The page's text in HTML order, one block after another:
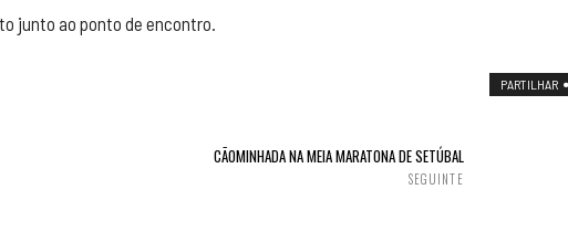
junto ao ponto de encontro.
PARTILHAR
CÃOMINHADA NA MEIA MARATONA DE SETÚBAL
SEGUINTE